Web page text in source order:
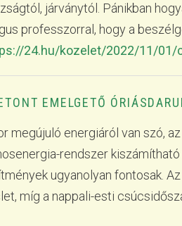
járványtól. Pánikban
professzorral, hogy a
24.hu/kozelet/2022/11/01/
EMELGETŐ
megújuló energiáról van szó,
rendszer
ugyanolyan fontosak.
míg a nappali-esti